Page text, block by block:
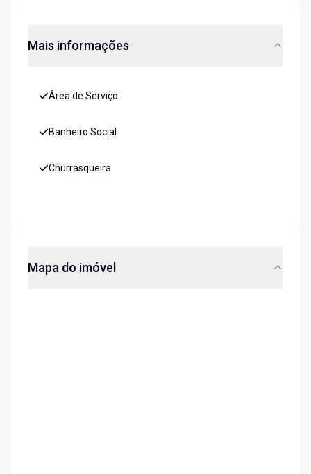
Mais informações
Área de Serviço
Banheiro Social
Churrasqueira
Mapa do imóvel